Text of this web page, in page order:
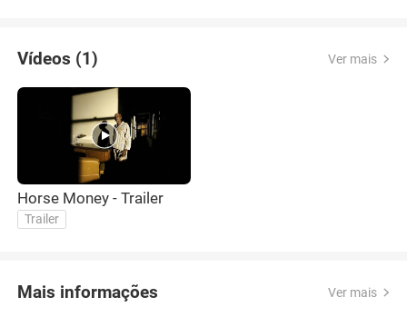
Vídeos (1) Ver mais
Horse Money - Trailer
Trailer
Mais informações Ver mais